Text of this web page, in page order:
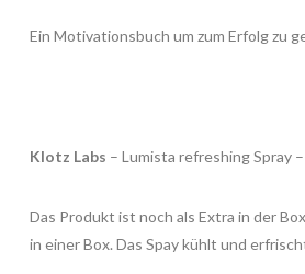
Ein Motivationsbuch um zum Erfolg zu
Klotz Labs – Lumista refreshing Spray
Das Produkt ist noch als Extra in der
in einer Box. Das Spay kühlt und